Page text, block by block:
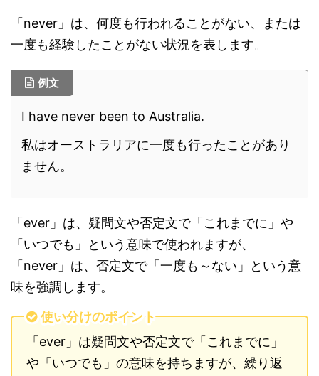
「never」は、何度も行われることがない、または
一度も経験したことがない状況を表します。
例文
I have never been to Australia.
私はオーストラリアに一度も行ったことがあり
ません。
「ever」は、疑問文や否定文で「これまでに」や
「いつでも」という意味で使われますが、
「never」は、否定文で「一度も～ない」という意
味を強調します。
使い分けのポイント
「ever」は疑問文や否定文で「これまでに」
や「いつでも」の意味を持ちますが、繰り返